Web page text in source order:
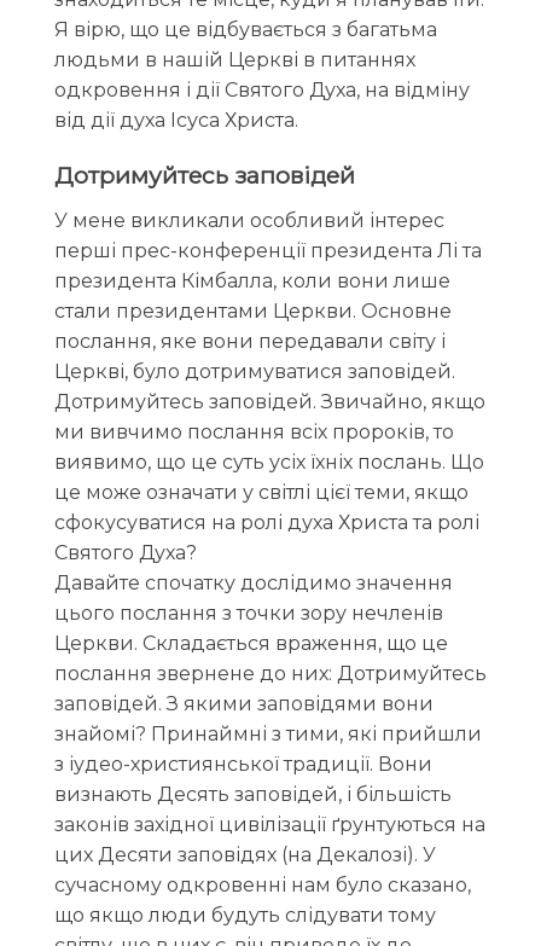
Я вірю, що це відбувається з багатьма
людьми в нашій Церкві в питаннях
одкровення і дії Святого Духа, на відміну
від дії духа Ісуса Христа.
Дотримуйтесь заповідей
У мене викликали особливий інтерес
перші прес-конференції президента Лі та
президента Кімбалла, коли вони лише
стали президентами Церкви. Основне
послання, яке вони передавали світу і
Церкві, було дотримуватися заповідей.
Дотримуйтесь заповідей. Звичайно, якщо
ми вивчимо послання всіх пророків, то
виявимо, що це суть усіх їхніх послань. Що
це може означати у світлі цієї теми, якщо
сфокусуватися на ролі духа Христа та ролі
Святого Духа?
Давайте спочатку дослідимо значення
цього послання з точки зору нечленів
Церкви. Складається враження, що це
послання звернене до них: Дотримуйтесь
заповідей. З якими заповідями вони
знайомі? Принаймні з тими, які прийшли
з іудео-християнської традиції. Вони
визнають Десять заповідей, і більшість
законів західної цивілізації ґрунтуються на
цих Десяти заповідях (на Декалозі). У
сучасному одкровенні нам було сказано,
що якщо люди будуть слідувати тому